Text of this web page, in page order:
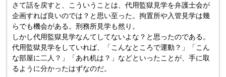
さて話を戻すと、こういうことは、代用監獄見学を弁護士会が
企画すれば良いのでは？と思い至った。拘置所や入管見学は幾
らでも機会がある。刑務所見学も然り。
しかし代用監獄見学なんてしてないよな？と思ったのである。
代用監獄見学をしていれば、「こんなところで運動？」「こん
な部屋に二人？」「あれ机は？」などといったことが、手に取
るように分かったはずなのだ。